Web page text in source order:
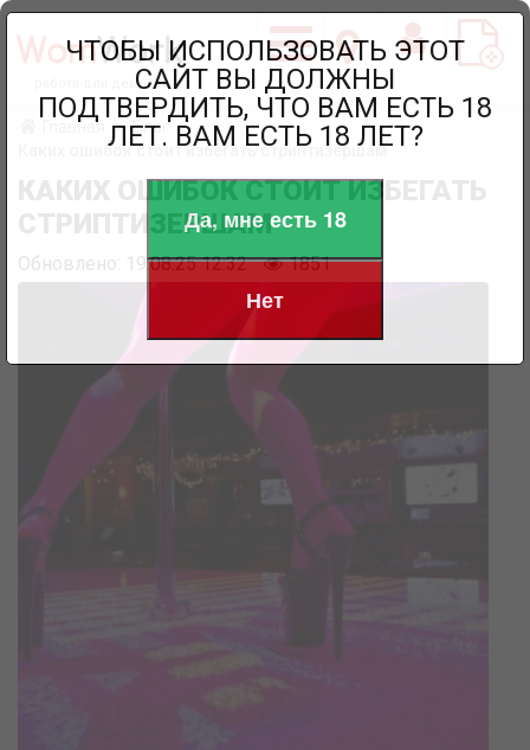
работа для девушек
Главная
Блог
Каких ошибок стоит избегать стриптизершам
КАКИХ ОШИБОК СТОИТ ИЗБЕГАТЬ
СТРИПТИЗЕРШАМ
Обновлено: 19.08.25 12:32 1851
ЧТОБЫ ИСПОЛЬЗОВАТЬ ЭТОТ
САЙТ ВЫ ДОЛЖНЫ
ПОДТВЕРДИТЬ, ЧТО ВАМ ЕСТЬ 18
ЛЕТ. ВАМ ЕСТЬ 18 ЛЕТ?
Да, мне есть 18
Нет